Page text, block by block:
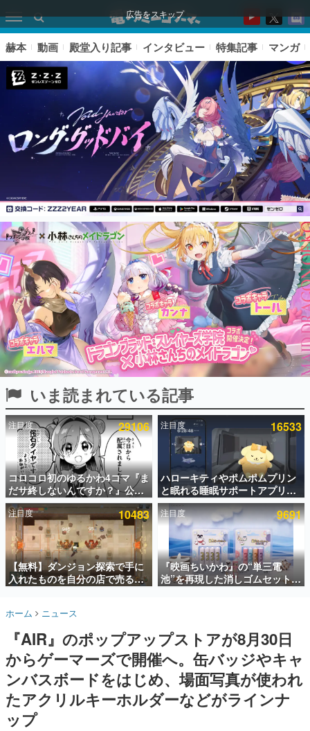
広告をスキップ
ピックアップ
電ファミのいま読まれている記事ランキング
アプリセール情報
インタビュー
連載・特集一覧
殿堂入り記事
SNS拡散数が数千以上！ ページビュー数万以上！ などな
ど。多くの人々に読まれた、電ファミ渾身の“殿堂入り”記
事をまとめました。
ゲームの企画書
名作ゲームクリエイターの方々に製作時のエピソードをお
聞きし、ヒットする企画（ゲーム）とは何か？を探ってい
きます。
赫本
この物語を解いてはいけない。『赫本』は、〈試験問題〉
の形をした短編ホラー小説集です。
新世代に訊く
これからのデジタルゲーム市場を担う若きクリエイター達
の姿を追い、彼らのルーツと情熱を探っていきます。
ゲームに多大な影響を受けた作家さんに取材し、ゲームが
日本のコンテンツ産業やカルチャーに与えた影響を探る企
画です。
日本モバイルゲーム産業史
日本のモバイルゲーム史における主要なトピック・タイト
ルを網羅するほか、開発者へのインタビューや識者による
解説を掲載。約20年の歴史が一望できる決定版！
赫本 動画 殿堂入り記事 インタビュー 特集記事 マンガ
いま読まれている記事
注目度 29106
コロコロ初のゆるかわ4コマ『ま
だサ終しないんですか？』公開
スタート。主人公は新入社員の
侘石ダイヤ、ゲーム会社を舞台
にトラブルへ対応する社員たち
を描く
注目度 16533
ハローキティやポムポムプリン
と眠れる睡眠サポートアプリ
『ゆめたび』が配信中。キャラ
ごとのASMRや目覚ましアラー
ムも搭載
注目度 10483
【無料】ダンジョン探索で手に
入れたものを自分の店で売るゲ
ーム『Moonlighter』がSteam
『Moonlighter 2』の9月2日正
式リリースを記念したキャンペ
ーン
注目度 9691
『映画ちいかわ』の“単三電
池”を再現した消しゴムセットが
8月7日より発売決定。公式は
ホーム ニュース
『AIR』のポップアップストアが8月30日
からゲーマーズで開催へ。缶バッジやキャ
ンバスボードをはじめ、場面写真が使われ
たアクリルキーホルダーなどがラインナ
ップ